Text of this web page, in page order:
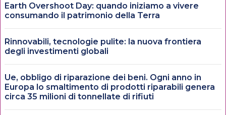
Earth Overshoot Day: quando iniziamo a vivere
consumando il patrimonio della Terra
Rinnovabili, tecnologie pulite: la nuova frontiera
degli investimenti globali
Ue, obbligo di riparazione dei beni. Ogni anno in
Europa lo smaltimento di prodotti riparabili genera
circa 35 milioni di tonnellate di rifiuti